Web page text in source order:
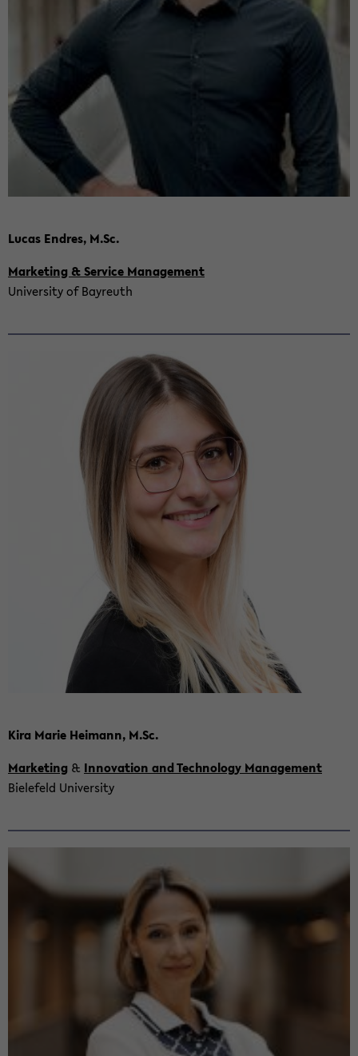
Lucas End­res, M.Sc.
Mar­ke­ting & Ser­vice Ma­nage­ment
Uni­ver­si­ty of Bay­reuth
Kira Marie Hei­mann, M.Sc.
Mar­ke­ting & In­no­va­ti­on and Tech­no­lo­gy Ma­nage­ment
Bie­le­feld Uni­ver­si­ty